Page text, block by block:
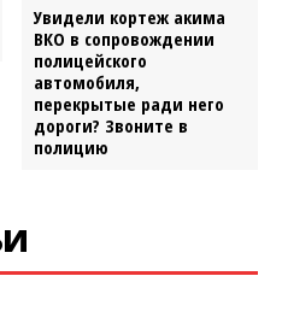
Увидели кортеж акима
ВКО в сопровождении
полицейского
автомобиля,
перекрытые ради него
дороги? Звоните в
полицию